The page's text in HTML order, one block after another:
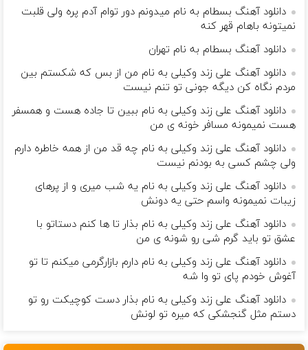
دانلود آهنگ بسطام به نام میدونم دور توام آدم پره ولی قلبت
نمیتونه باهام قهر کنه
دانلود آهنگ بسطام به نام تهران
دانلود آهنگ علی زند وکیلی به نام من از بس كه شكستم بین
مردم نگاه كن دیگه جونى تو تنم نیست
دانلود آهنگ علی زند وکیلی به نام ببین تا جاده هست و همسفر
هست نمیمونه مسافر خونه ی من
دانلود آهنگ علی زند وکیلی به نام چه قد من از همه خاطره دارم
ولی چشم كسی به بودنم نیست
دانلود آهنگ علی زند وکیلی به نام یه شب میرى و از پرهای
زيبات نمیمونه واسم حتی یه دونش
دانلود آهنگ علی زند وکیلی به نام بذار تا ها كنم دستاتو با
عشق تو باید گرم شی رو شونه ى من
دانلود آهنگ علی زند وکیلی به نام دارم بازارگرمی میكنم تا تو
آغوش خودم پای تو وا شه
دانلود آهنگ علی زند وکیلی به نام بذار دست كوچیكت رو تو
دستم مثل گنجشكی كه میره تو لونش